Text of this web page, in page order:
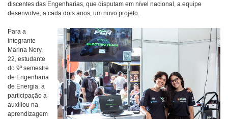
discentes das Engenharias, que disputam em nível nacional, a equipe
desenvolve, a cada dois anos, um novo projeto.
Para a
integrante
Marina Nery,
22, estudante
do 9º semestre
de Engenharia
de Energia, a
participação a
auxiliou na
aprendizagem